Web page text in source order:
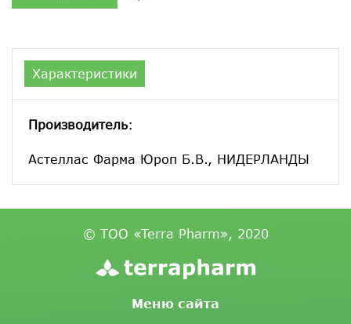
Характеристики
Производитель:
Астеллас Фарма Юроп Б.В., НИДЕРЛАНДЫ
© ТОО «Terra Pharm», 2020
Меню сайта